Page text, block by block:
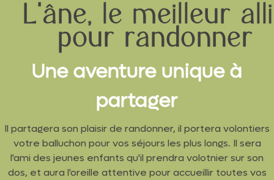
L'âne, le meilleur
pour randonner
Une aventure unique à
partager
Il partagera son plaisir de randonner, il portera volontiers
votre balluchon pour vos séjours les plus longs. Il sera
l'ami des jeunes enfants qu'il prendra volotnier sur son
dos, et aura l'oreille attentive pour accueillir toutes vos